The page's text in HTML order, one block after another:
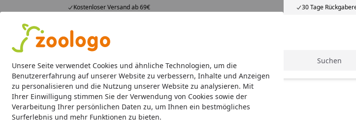
Unsere Seite verwendet Cookies und ähnliche Technologien, um die
Benutzererfahrung auf unserer Website zu verbessern, Inhalte und Anzeigen
zu personalisieren und die Nutzung unserer Website zu analysieren. Mit
Ihrer Einwilligung stimmen Sie der Verwendung von Cookies sowie der
Verarbeitung Ihrer persönlichen Daten zu, um Ihnen ein bestmögliches
Surferlebnis und mehr Funktionen zu bieten.
Kostenloser Versand ab 69€ 30 Tage
4,74
23.587 Bewertungen
Alle Produkte
Alle Produkte Angebote Neuheiten Sommerhits Suche
Startseite
Alles zum Thema Katze
Katze